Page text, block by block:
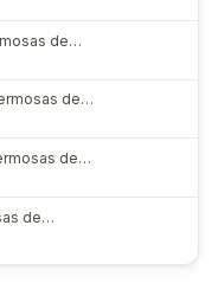
de…
de…
de…
de…